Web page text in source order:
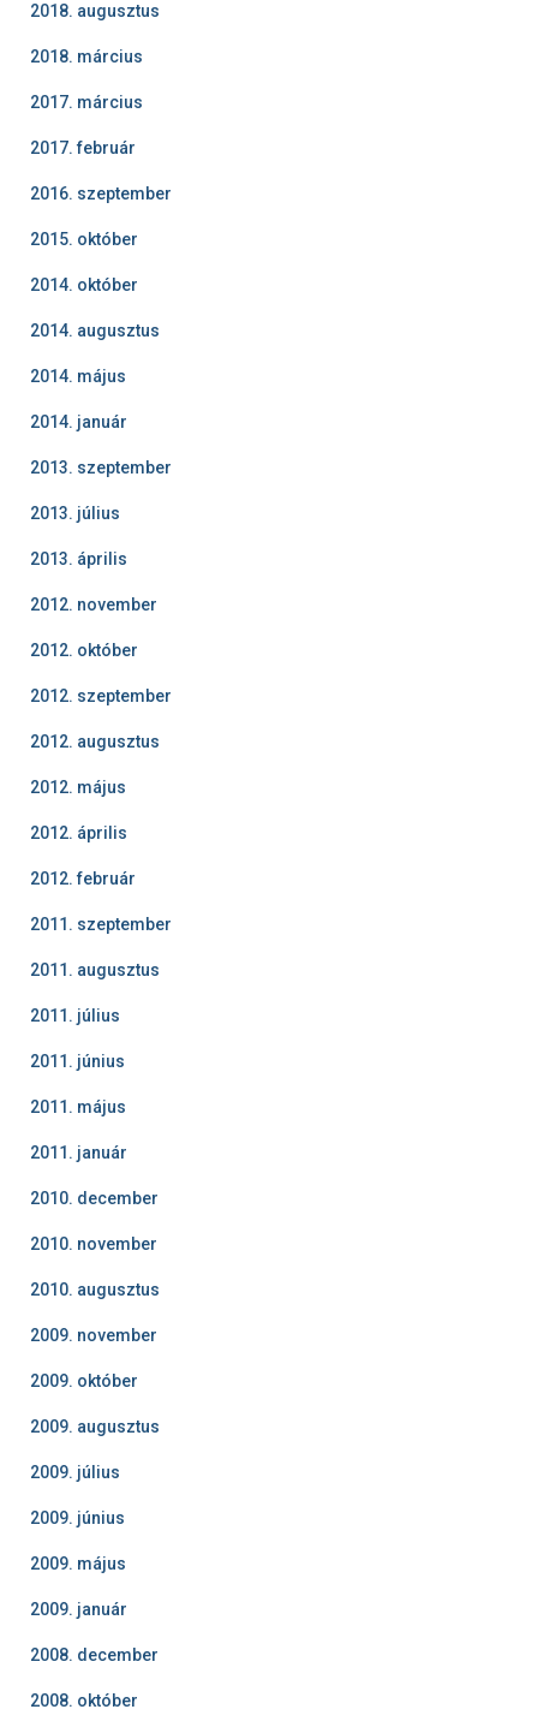
2018. augusztus
2018. március
2017. március
2017. február
2016. szeptember
2015. október
2014. október
2014. augusztus
2014. május
2014. január
2013. szeptember
2013. július
2013. április
2012. november
2012. október
2012. szeptember
2012. augusztus
2012. május
2012. április
2012. február
2011. szeptember
2011. augusztus
2011. július
2011. június
2011. május
2011. január
2010. december
2010. november
2010. augusztus
2009. november
2009. október
2009. augusztus
2009. július
2009. június
2009. május
2009. január
2008. december
2008. október